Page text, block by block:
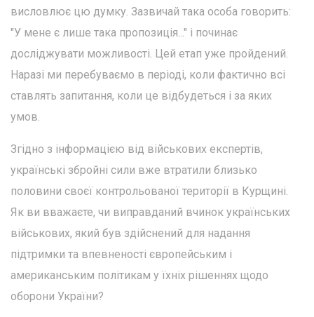
висловлює цю думку. Зазвичай така особа говорить:
"У мене є лише така пропозиція..." і починає
досліджувати можливості. Цей етап уже пройдений.
Наразі ми перебуваємо в періоді, коли фактично всі
ставлять запитання, коли це відбудеться і за яких
умов.
Згідно з інформацією від військових експертів,
українські збройні сили вже втратили близько
половини своєї контрольованої території в Курщині.
Як ви вважаєте, чи виправданий вчинок українських
військових, який був здійснений для надання
підтримки та впевненості європейським і
американським політикам у їхніх рішеннях щодо
оборони України?